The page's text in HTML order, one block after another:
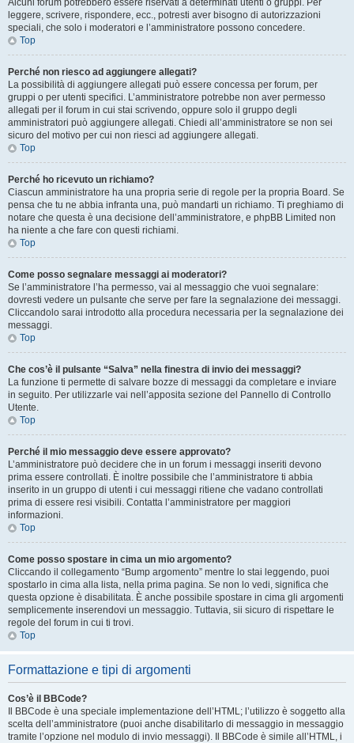
Alcuni forum potrebbero essere riservati a determinati utenti o gruppi. Per
leggere, scrivere, rispondere, ecc., potresti aver bisogno di autorizzazioni
speciali, che solo i moderatori e l’amministratore possono concedere.
Top
Perché non riesco ad aggiungere allegati?
La possibilità di aggiungere allegati può essere concessa per forum, per
gruppi o per utenti specifici. L’amministratore potrebbe non aver permesso
allegati per il forum in cui stai scrivendo, oppure solo il gruppo degli
amministratori può aggiungere allegati. Chiedi all’amministratore se non sei
sicuro del motivo per cui non riesci ad aggiungere allegati.
Top
Perché ho ricevuto un richiamo?
Ciascun amministratore ha una propria serie di regole per la propria Board. Se
pensa che tu ne abbia infranta una, può mandarti un richiamo. Ti preghiamo di
notare che questa è una decisione dell’amministratore, e phpBB Limited non
ha niente a che fare con questi richiami.
Top
Come posso segnalare messaggi ai moderatori?
Se l’amministratore l’ha permesso, vai al messaggio che vuoi segnalare:
dovresti vedere un pulsante che serve per fare la segnalazione dei messaggi.
Cliccandolo sarai introdotto alla procedura necessaria per la segnalazione dei
messaggi.
Top
Che cos’è il pulsante “Salva” nella finestra di invio dei messaggi?
La funzione ti permette di salvare bozze di messaggi da completare e inviare
in seguito. Per utilizzarle vai nell’apposita sezione del Pannello di Controllo
Utente.
Top
Perché il mio messaggio deve essere approvato?
L’amministratore può decidere che in un forum i messaggi inseriti devono
prima essere controllati. È inoltre possibile che l’amministratore ti abbia
inserito in un gruppo di utenti i cui messaggi ritiene che vadano controllati
prima di essere resi visibili. Contatta l’amministratore per maggiori
informazioni.
Top
Come posso spostare in cima un mio argomento?
Cliccando il collegamento “Bump argomento” mentre lo stai leggendo, puoi
spostarlo in cima alla lista, nella prima pagina. Se non lo vedi, significa che
questa opzione è disabilitata. È anche possibile spostare in cima gli argomenti
semplicemente inserendovi un messaggio. Tuttavia, sii sicuro di rispettare le
regole del forum in cui ti trovi.
Top
Formattazione e tipi di argomenti
Cos’è il BBCode?
Il BBCode è una speciale implementazione dell’HTML; l’utilizzo è soggetto alla
scelta dell’amministratore (puoi anche disabilitarlo di messaggio in messaggio
tramite l’opzione nel modulo di invio messaggi). Il BBCode è simile all’HTML, i